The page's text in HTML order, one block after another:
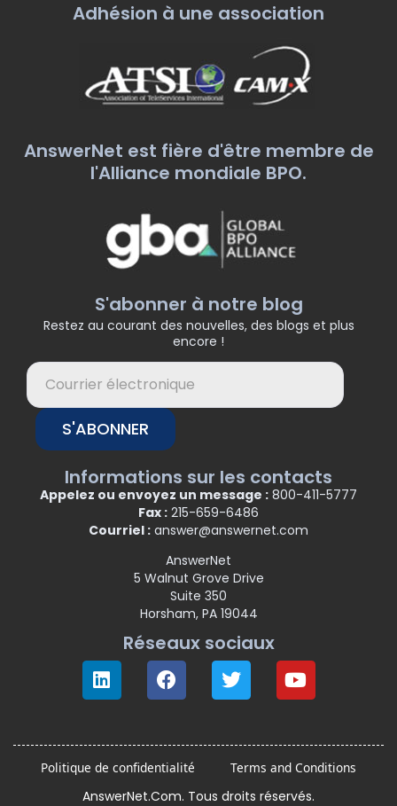
Adhésion à une association
AnswerNet est fière d'être membre de
l'Alliance mondiale BPO.
S'abonner à notre blog
Restez au courant des nouvelles, des blogs et plus
encore !
S'ABONNER
Informations sur les contacts
Appelez ou envoyez un message : 800-411-5777
Fax : 215-659-6486
Courriel : answer@answernet.com
AnswerNet
5 Walnut Grove Drive
Suite 350
Horsham, PA 19044
Réseaux sociaux
Politique de confidentialité Terms and Conditions
AnswerNet.Com. Tous droits réservés.